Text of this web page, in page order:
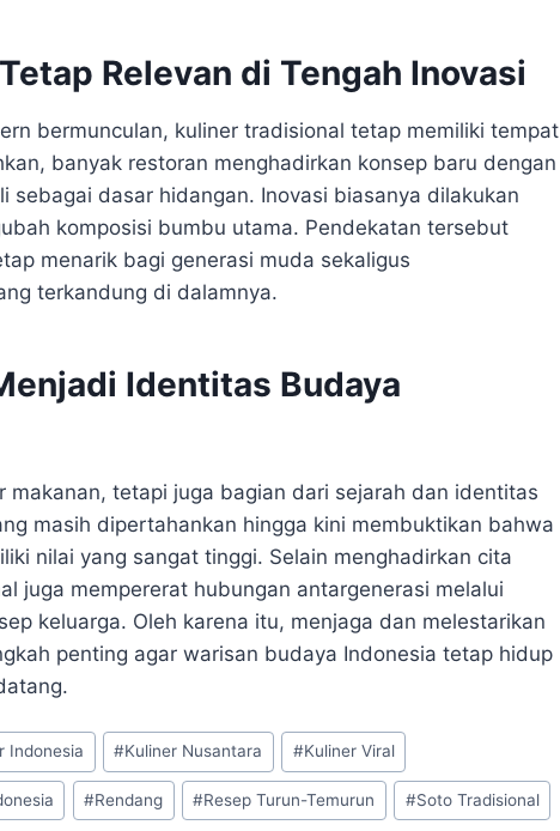
Relevan di Tengah Inovasi
bermunculan, kuliner tradisional tetap memiliki tempat
banyak restoran menghadirkan konsep baru dengan
sebagai dasar hidangan. Inovasi biasanya dilakukan
komposisi bumbu utama. Pendekatan tersebut
menarik bagi generasi muda sekaligus
terkandung di dalamnya.
Identitas Budaya
makanan, tetapi juga bagian dari sejarah dan identitas
masih dipertahankan hingga kini membuktikan bahwa
nilai yang sangat tinggi. Selain menghadirkan cita
juga mempererat hubungan antargenerasi melalui
keluarga. Oleh karena itu, menjaga dan melestarikan
penting agar warisan budaya Indonesia tetap hidup
Indonesia #Kuliner Nusantara #Kuliner Viral
#Rendang #Resep Turun-Temurun #Soto Tradisional